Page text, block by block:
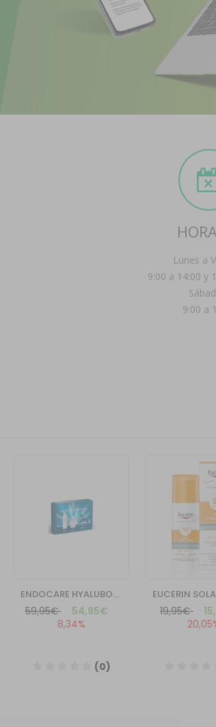
Lunes a
9:00 a 14:00 y
9:00 a